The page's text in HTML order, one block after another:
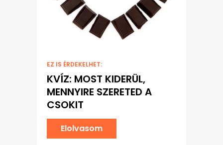
EZ IS ÉRDEKELHET:
KVÍZ: MOST KIDERÜL,
MENNYIRE SZERETED A
CSOKIT
Elolvasom